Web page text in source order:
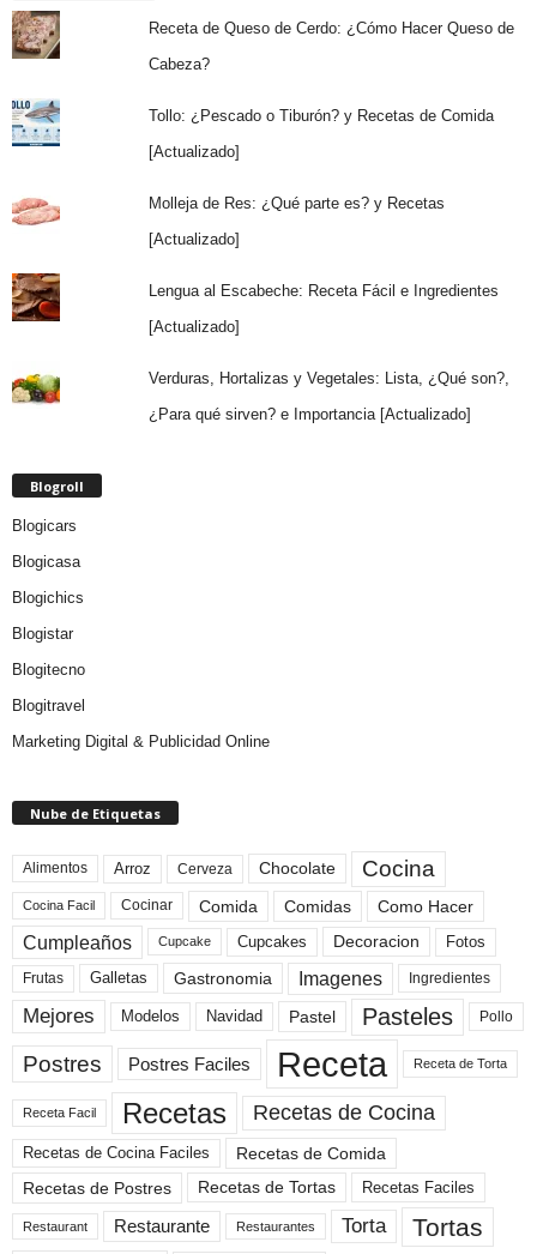
Receta de Queso de Cerdo: ¿Cómo Hacer Queso de
Cabeza?
Tollo: ¿Pescado o Tiburón? y Recetas de Comida
[Actualizado]
Molleja de Res: ¿Qué parte es? y Recetas
[Actualizado]
Lengua al Escabeche: Receta Fácil e Ingredientes
[Actualizado]
Verduras, Hortalizas y Vegetales: Lista, ¿Qué son?,
¿Para qué sirven? e Importancia [Actualizado]
Blogroll
Blogicars
Blogicasa
Blogichics
Blogistar
Blogitecno
Blogitravel
Marketing Digital & Publicidad Online
Nube de Etiquetas
Alimentos Arroz Cerveza Chocolate Cocina
Cocina Facil Cocinar Comida Comidas Como Hacer
Cumpleaños Cupcake Cupcakes Decoracion Fotos
Frutas Galletas Gastronomia Imagenes Ingredientes
Mejores Modelos Navidad Pastel Pasteles Pollo
Postres Postres Faciles Receta Receta de Torta
Receta Facil Recetas Recetas de Cocina
Recetas de Cocina Faciles
Recetas de Comida
Recetas de Postres
Recetas de Tortas Recetas Faciles
Restaurant Restaurante Restaurantes Torta Tortas